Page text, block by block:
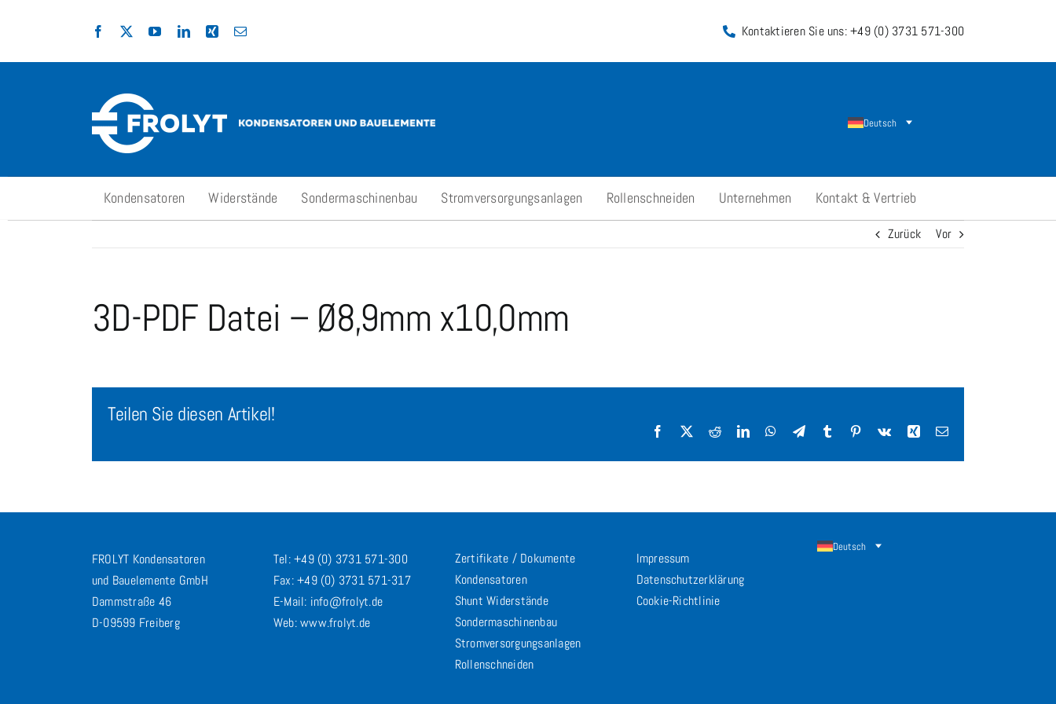
Kontaktieren Sie uns: +49 (0) 3731 571-300
Deutsch
Kondensatoren Widerstände Sondermaschinenbau Stromversorgungsanlagen Rollenschneiden Unternehmen Kontakt & Vertrieb
Zurück Vor
3D-PDF Datei – Ø8,9mm x10,0mm
Teilen Sie diesen Artikel!
Facebook
X RedditLinkedInWhatsApp
TelegramTumblr Pinterest
Vk Xing E-
FROLYT Kondensatoren
und Bauelemente GmbH
Dammstraße 46
D-09599 Freiberg
Tel: +49 (0) 3731 571-300
Fax: +49 (0) 3731 571-317
E-Mail: info@frolyt.de
Web: www.frolyt.de
Zertifikate / Dokumente
Kondensatoren
Shunt Widerstände
Sondermaschinenbau
Stromversorgungsanlagen
Rollenschneiden
Impressum
Datenschutzerklärung
Cookie-Richtlinie
Deutsch